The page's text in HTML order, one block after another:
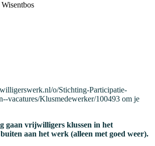
o/Stichting-Participatie-
vacatures/Klusmedewerker/100493 om je
gaan vrijwilligers klussen in het
aan het werk (alleen met goed weer).